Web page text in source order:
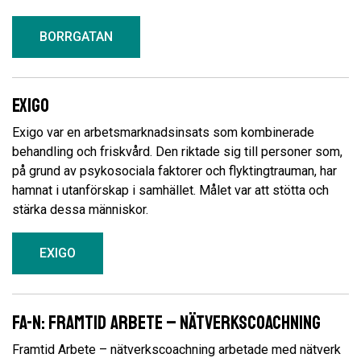
BORRGATAN
Exigo
Exigo var en arbetsmarknadsinsats som kombinerade
behandling och friskvård. Den riktade sig till personer som,
på grund av psykosociala faktorer och flyktingtrauman, har
hamnat i utanförskap i samhället. Målet var att stötta och
stärka dessa människor.
EXIGO
FA-N: Framtid Arbete – nätverkscoachning
Framtid Arbete – nätverkscoachning arbetade med nätverk